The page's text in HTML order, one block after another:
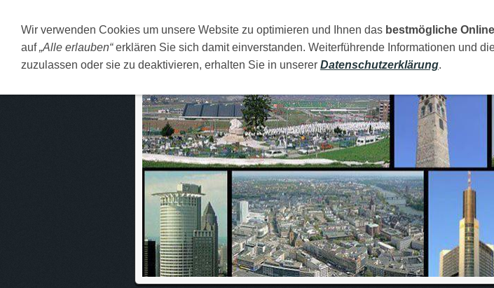
DEUTSCH O MENI FAMILIJA MOJI GRADOVI RAJA
Wir verwenden Cookies um unsere Website zu optimieren und Ihnen das bestmögliche
auf„Alle erlauben“erklären Sie sich damit einverstanden. Weiterführende Informationen und
zuzulassen oder sie zu deaktivieren, erhalten Sie in unserer Datenschutzerklärung.